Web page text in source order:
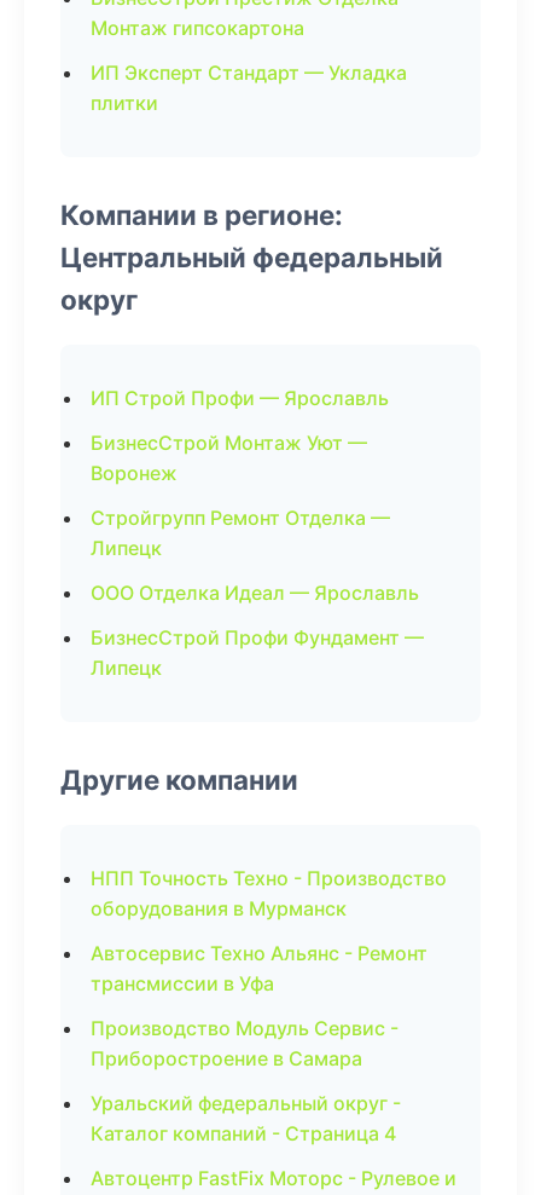
Монтаж гипсокартона
ИП Эксперт Стандарт — Укладка
плитки
Компании в регионе:
Центральный федеральный
округ
ИП Строй Профи — Ярославль
БизнесСтрой Монтаж Уют —
Воронеж
Стройгрупп Ремонт Отделка —
Липецк
ООО Отделка Идеал — Ярославль
БизнесСтрой Профи Фундамент —
Липецк
Другие компании
НПП Точность Техно - Производство
оборудования в Мурманск
Автосервис Техно Альянс - Ремонт
трансмиссии в Уфа
Производство Модуль Сервис -
Приборостроение в Самара
Уральский федеральный округ -
Каталог компаний - Страница 4
Автоцентр FastFix Моторс - Рулевое и